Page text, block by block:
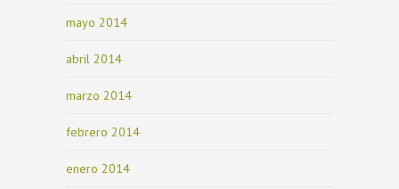
mayo 2014
abril 2014
marzo 2014
febrero 2014
enero 2014